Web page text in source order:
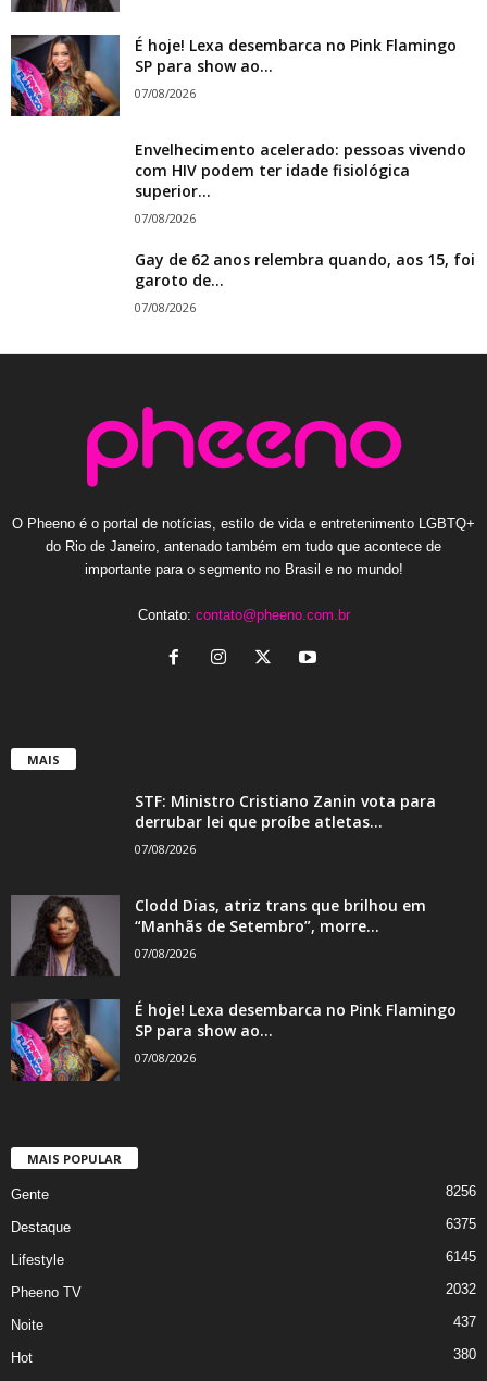
É hoje! Lexa desembarca no Pink Flamingo
SP para show ao...
07/08/2026
Envelhecimento acelerado: pessoas vivendo
com HIV podem ter idade fisiológica
superior...
07/08/2026
Gay de 62 anos relembra quando, aos 15, foi
garoto de...
07/08/2026
O Pheeno é o portal de notícias, estilo de vida e entretenimento LGBTQ+
do Rio de Janeiro, antenado também em tudo que acontece de
importante para o segmento no Brasil e no mundo!
Contato: contato@pheeno.com.br
MAIS
STF: Ministro Cristiano Zanin vota para
derrubar lei que proíbe atletas...
07/08/2026
Clodd Dias, atriz trans que brilhou em
“Manhãs de Setembro”, morre...
07/08/2026
É hoje! Lexa desembarca no Pink Flamingo
SP para show ao...
07/08/2026
MAIS POPULAR
Gente 8256
Destaque 6375
Lifestyle 6145
Pheeno TV 2032
Noite 437
Hot
380